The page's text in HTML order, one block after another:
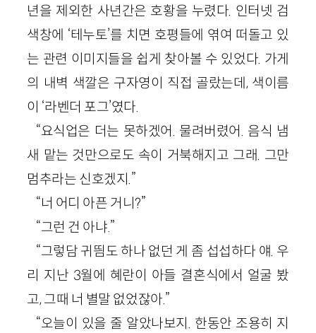
년을 제외한 사년간은 호황을 누렸다. 인터넷 검
색창에 ‘테누토’를 치면 호평들에 엮여 떠돌고 있
는 관련 이미지들을 쉽게 찾아볼 수 있었다. 가게
의 내벽 색깔은 구자영이 직접 골랐는데, 색이름
이 ‘라벤더 포그’였다.
“요식업은 더는 못하겠어. 물려버렸어. 음식 냄
새 맡는 것만으로도 속이 거북해지고 그래. 그만
멈추라는 신호겠지.”
“너 어디 아픈 거니?”
“그런 건 아냐.”
“그렇담 귀띔도 하나 없던 게 좀 섭섭하다 얘. 우
리 지난 3월에 혜란이 아들 결혼식에서 얼굴 봤
고, 그때 너 별말 없었잖아.”
“오늘이 있을 줄 알았나보지. 한동안 조용히 지